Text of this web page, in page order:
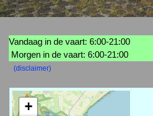
Vandaag in de vaart: 6:00-21:00
Morgen in de vaart: 6:00-21:00
(disclaimer)
+